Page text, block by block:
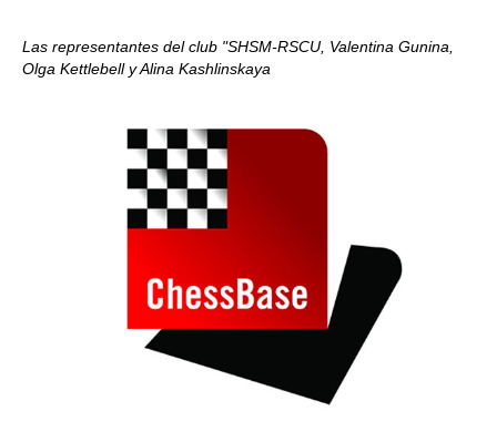
Las representantes del club "SHSM-RSCU, Valentina Gunina,
Olga Kettlebell y Alina Kashlinskaya